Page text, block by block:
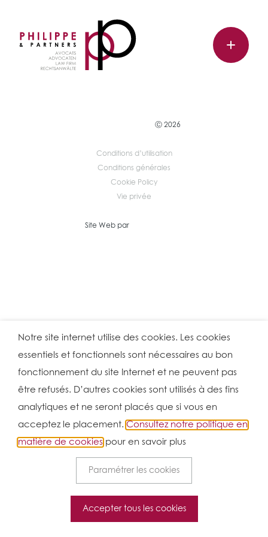
Ⓒ 2026
Conditions d’utilisation
Conditions générales
Cookie Policy
Vie privée
Site Web par
Notre site internet utilise des cookies. Les cookies
essentiels et fonctionnels sont nécessaires au bon
fonctionnement du site Internet et ne peuvent pas
être refusés. D’autres cookies sont utilisés à des fins
analytiques et ne seront placés que si vous en
acceptez le placement. Consultez notre politique en
matière de cookies pour en savoir plus
Paramétrer les cookies
Accepter tous les cookies